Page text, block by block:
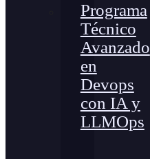
Programa
Técnico
Avanzado
en
Devops
con IA y
LLMOps